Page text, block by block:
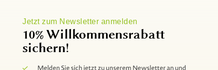
Jetzt zum Newsletter anmelden
10% Willkommensrabatt
sichern!